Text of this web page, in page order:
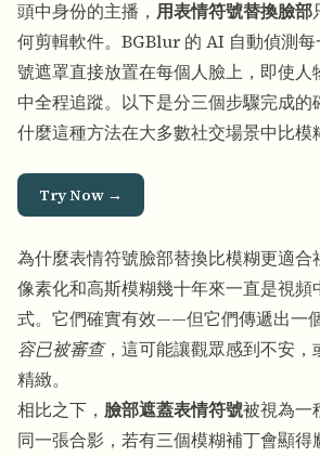
頭中身份的主播， 用表情符號替換臉部
何剪輯軟件。BGBlur 的 AI 自動偵測
號遮罩直接放置在每個人臉上，即使人
中全程追蹤。以下是分三個步驟完成
什麼這種方法在大多數社交場景中比模
Try Now →
為什麼表情符號臉部替換比模糊更適合
像素化和高斯模糊幾十年來一直是視頻
式。它們確實有效——但它們傳遞出一
容已被審查，這可能讓觀眾感到不安，
精緻。
相比之下， 臉部遮蓋表情符號被視為一
同一張合影，若有三個模糊補丁會顯